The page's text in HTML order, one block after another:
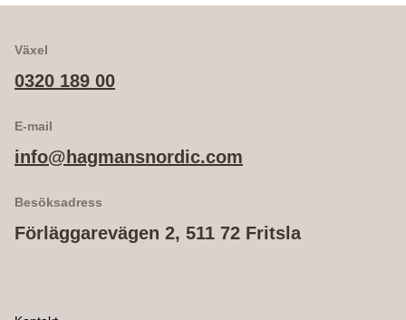
Växel
0320 189 00
E-mail
info@hagmansnordic.com
Besöksadress
Förläggarevägen 2, 511 72 Fritsla